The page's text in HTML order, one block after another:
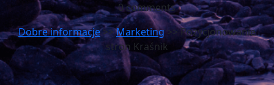
0 comments
Dobre informacje>>Marketing>> Pozycjonowanie
stron Kraśnik